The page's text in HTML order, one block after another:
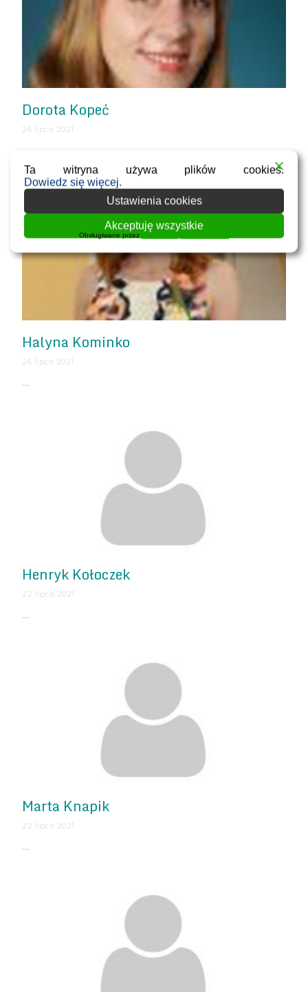
Dorota Kopeć
26 lipca 2021
Halyna Kominko
26 lipca 2021
Henryk Kołoczek
22 lipca 2021
Marta Knapik
22 lipca 2021
Ta witryna używa plików cookies.
Dowiedz się więcej.
Ustawienia cookies
Akceptuję wszystkie
Obsługiwane przez